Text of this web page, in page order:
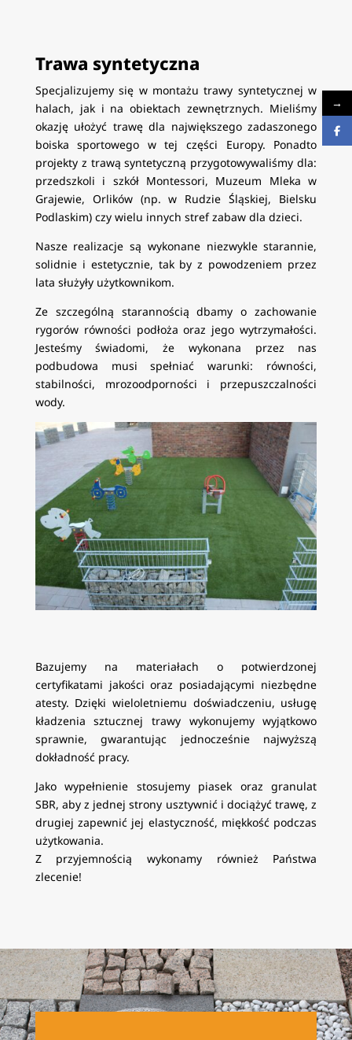
Trawa syntetyczna
Specjalizujemy się w montażu trawy syntetycznej w
halach, jak i na obiektach zewnętrznych. Mieliśmy
okazję ułożyć trawę dla największego zadaszonego
boiska sportowego w tej części Europy. Ponadto
projekty z trawą syntetyczną przygotowywaliśmy dla:
przedszkoli i szkół Montessori, Muzeum Mleka w
Grajewie, Orlików (np. w Rudzie Śląskiej, Bielsku
Podlaskim) czy wielu innych stref zabaw dla dzieci.
Nasze realizacje są wykonane niezwykle starannie,
solidnie i estetycznie, tak by z powodzeniem przez
lata służyły użytkownikom.
Ze szczególną starannością dbamy o zachowanie
rygorów równości podłoża oraz jego wytrzymałości.
Jesteśmy świadomi, że wykonana przez nas
podbudowa musi spełniać warunki: równości,
stabilności, mrozoodporności i przepuszczalności
wody.
Bazujemy na materiałach o potwierdzonej
certyfikatami jakości oraz posiadającymi niezbędne
atesty. Dzięki wieloletniemu doświadczeniu, usługę
kładzenia sztucznej trawy wykonujemy wyjątkowo
sprawnie, gwarantując jednocześnie najwyższą
dokładność pracy.
Jako wypełnienie stosujemy piasek oraz granulat
SBR, aby z jednej strony usztywnić i dociążyć trawę, z
drugiej zapewnić jej elastyczność, miękkość podczas
użytkowania.
Z przyjemnością wykonamy również Państwa
zlecenie!
→